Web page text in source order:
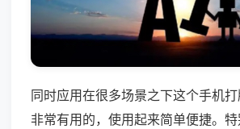
同时应用在很多场景之下这个手机
非常有用的，使用起来简单便捷。